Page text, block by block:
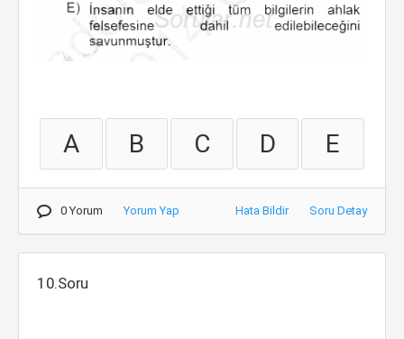
A B C D E
0 Yorum Yorum Yap Hata Bildir Soru Detay
10.Soru